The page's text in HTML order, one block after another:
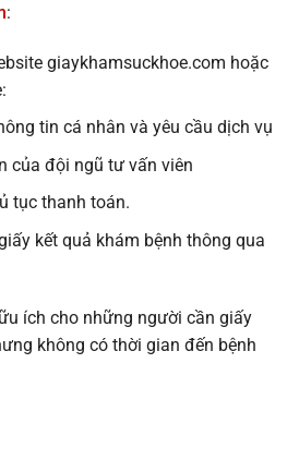
:
giaykhamsuckhoe.com hoặc
tin cá nhân và yêu cầu dịch vụ
của đội ngũ tư vấn viên
tục thanh toán.
kết quả khám bệnh thông qua
ích cho những người cần giấy
không có thời gian đến bệnh